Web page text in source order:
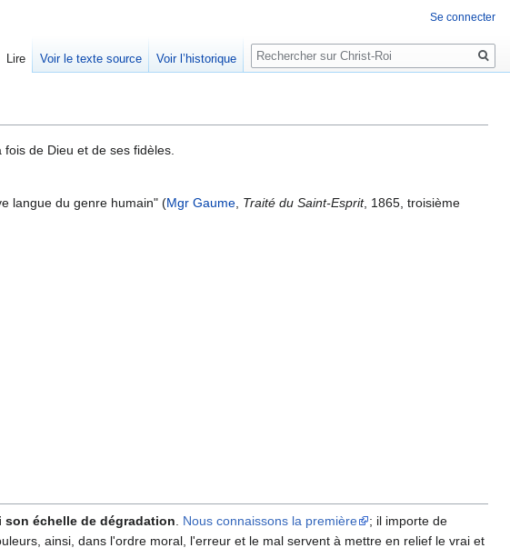
de Dieu et de ses fidèles.
langue du genre humain" (Mgr Gaume, Traité du Saint-Esprit, 1865, troisième
son échelle de dégradation. Nous connaissons la première
; il importe de
ainsi, dans l'ordre moral, l'erreur et le mal servent à mettre en relief le vrai et
Se connecter
Lire Voir le texte source Voir l’historique
Rechercher